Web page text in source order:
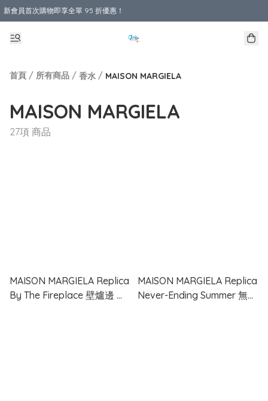
新會員首次購物即享全單 95 折優惠！
購物滿 HKD 800.00即享免運費優惠！（適用於 本地送貨、本地取貨 )
首頁 / 所有商品 / 香水 / MAISON MARGIELA
MAISON MARGIELA
27項 商品
MAISON MARGIELA Replica
By The Fireplace 壁爐邊 淡
MAISON MARGIELA Replica
Never-Ending Summer 無盡